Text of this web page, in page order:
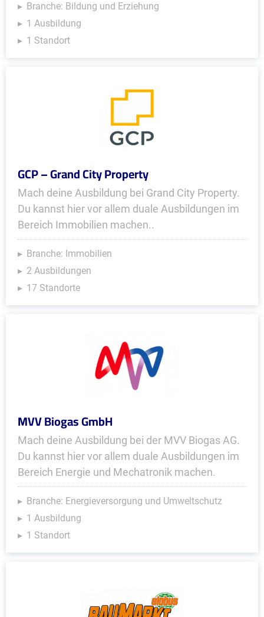
Branche: Bildung und Erziehung
1 Ausbildung
1 Standort
GCP – Grand City Property
Mach deine Ausbildung bei Grand City Property.
Du kannst hier vor allem duale Ausbildungen im
Bereich Immobilien machen..
Branche: Immobilien
2 Ausbildungen
17 Standorte
MVV Biogas GmbH
Mach deine Ausbildung bei der MVV Biogas AG.
Du kannst hier vor allem duale Ausbildungen im
Bereich Energie und Mechatronik machen.
Branche: Energieversorgung und Umweltschutz
1 Ausbildung
1 Standort